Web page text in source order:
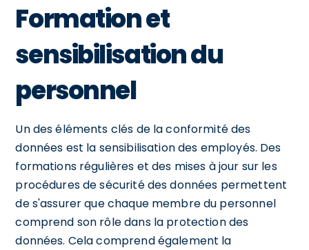
Formation et
sensibilisation du
personnel
Un des éléments clés de la conformité des
données est la sensibilisation des employés. Des
formations régulières et des mises à jour sur les
procédures de sécurité des données permettent
de s'assurer que chaque membre du personnel
comprend son rôle dans la protection des
données. Cela comprend également la